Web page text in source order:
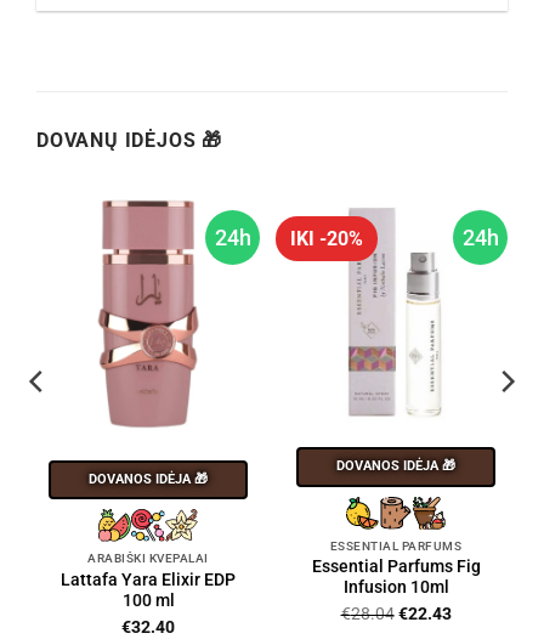
DOVANŲ IDĖJOS 🎁
24h
DOVANOS IDĖJA 🎁
ARABIŠKI KVEPALAI
Lattafa Yara Elixir EDP
100 ml
€32.40
24h
IKI -20%
DOVANOS IDĖJA 🎁
ESSENTIAL PARFUMS
Essential Parfums Fig
Infusion 10ml
€28.04 Original
€22.43Current